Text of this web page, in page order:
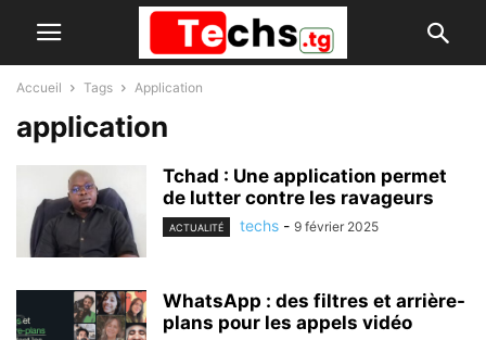
Accueil Tags Application
application
Tchad : Une application permet
de lutter contre les ravageurs
ACTUALITÉ techs - 9 février 2025
WhatsApp : des filtres et arrière-
plans pour les appels vidéo